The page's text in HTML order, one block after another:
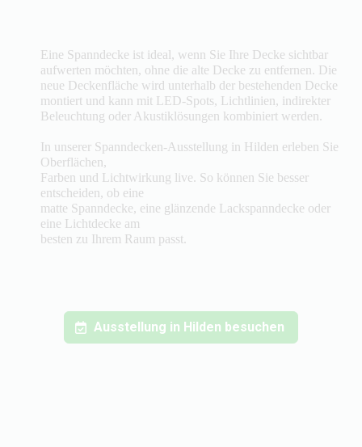
Eine Spanndecke ist ideal, wenn Sie Ihre Decke sichtbar
aufwerten möchten, ohne die alte Decke zu entfernen. Die
neue Deckenfläche wird unterhalb der bestehenden Decke
montiert und kann mit LED-Spots, Lichtlinien, indirekter
Beleuchtung oder Akustiklösungen kombiniert werden.
In unserer Spanndecken-Ausstellung in Hilden erleben Sie
Oberflächen,
Farben und Lichtwirkung live. So können Sie besser
entscheiden, ob eine
matte Spanndecke, eine glänzende Lackspanndecke oder
eine Lichtdecke am
besten zu Ihrem Raum passt.
Ausstellung in Hilden besuchen